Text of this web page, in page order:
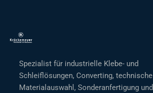
Spezialist für industrielle Klebe- und
Schleiflösungen, Converting, technische
Materialauswahl, Sonderanfertigung und